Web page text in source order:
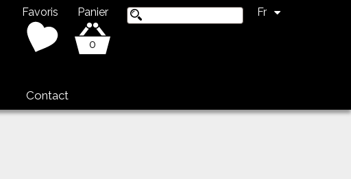
Contact
Favoris Panier
0
Fr